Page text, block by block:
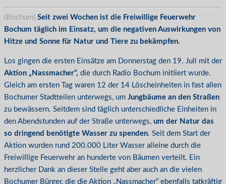
(Bochum).Seit zwei Wochen ist die Freiwillige Feuerwehr
Bochum täglich im Einsatz, um die negativen Auswirkungen von
Hitze und Sonne für Natur und Tiere zu bekämpfen.
Los gingen die ersten Einsätze am Donnerstag den 19. Juli mit der
Aktion „Nassmacher“, die durch Radio Bochum initiiert wurde.
Gleich am ersten Tag waren 12 der 14 Löscheinheiten in fast allen
Bochumer Stadtteilen unterwegs, um Jungbäume an den Straßen
zu bewässern. Seitdem sind täglich unterschiedliche Einheiten in
den Abendstunden auf der Straße unterwegs, um der Natur das
so dringend benötigte Wasser zu spenden. Seit dem Start der
Aktion wurden rund 200.000 Liter Wasser alleine durch die
Freiwillige Feuerwehr an hunderte von Bäumen verteilt. Ein
herzlicher Dank an dieser Stelle geht aber auch an die vielen
Bochumer Bürger, die die Aktion „Nassmacher“ ebenfalls tatkräftig